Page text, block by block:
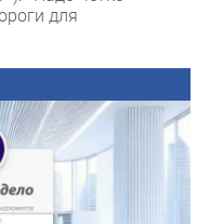
для